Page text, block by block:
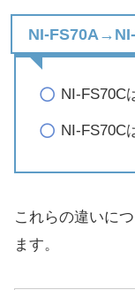
NI-
NI-FS70C
NI-FS70C
これらの違いに
ます。